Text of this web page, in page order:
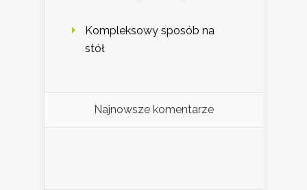
Kompleksowy sposób na
stół
Najnowsze komentarze